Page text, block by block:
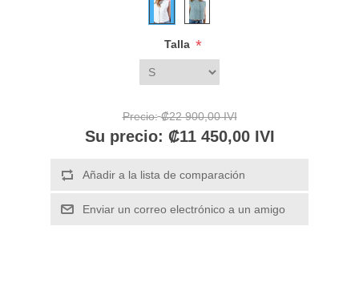
Talla *
Precio: ₡22 900,00 IVI
Su precio: ₡11 450,00 IVI